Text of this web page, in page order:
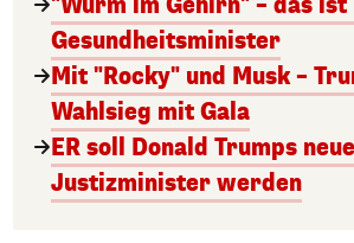
Gesundheitsminister
Mit "Rocky" und Musk –
Wahlsieg mit Gala
ER soll Donald Trumps
Justizminister werden